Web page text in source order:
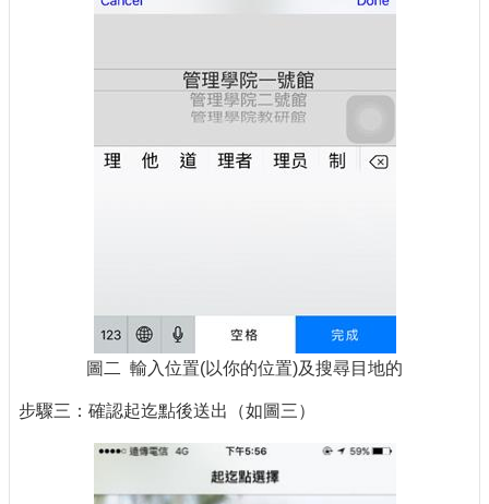
圖二 輸入位置(以你的位置)及搜尋目地的
步驟三：確認起迄點後送出（如圖三）